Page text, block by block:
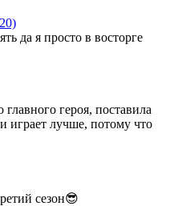
да я просто в восторге
героя, поставила
играет лучше, потому что
сезон😎